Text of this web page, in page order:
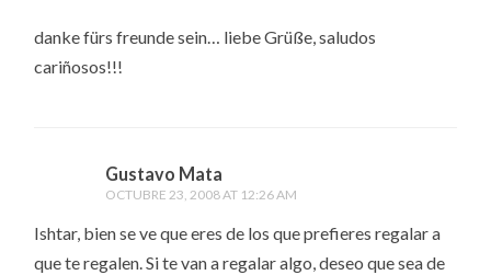
danke fürs freunde sein… liebe Grüße, saludos
cariñosos!!!
Gustavo Mata
OCTUBRE 23, 2008 AT 12:26 AM
Ishtar, bien se ve que eres de los que prefieres regalar a
que te regalen. Si te van a regalar algo, deseo que sea de